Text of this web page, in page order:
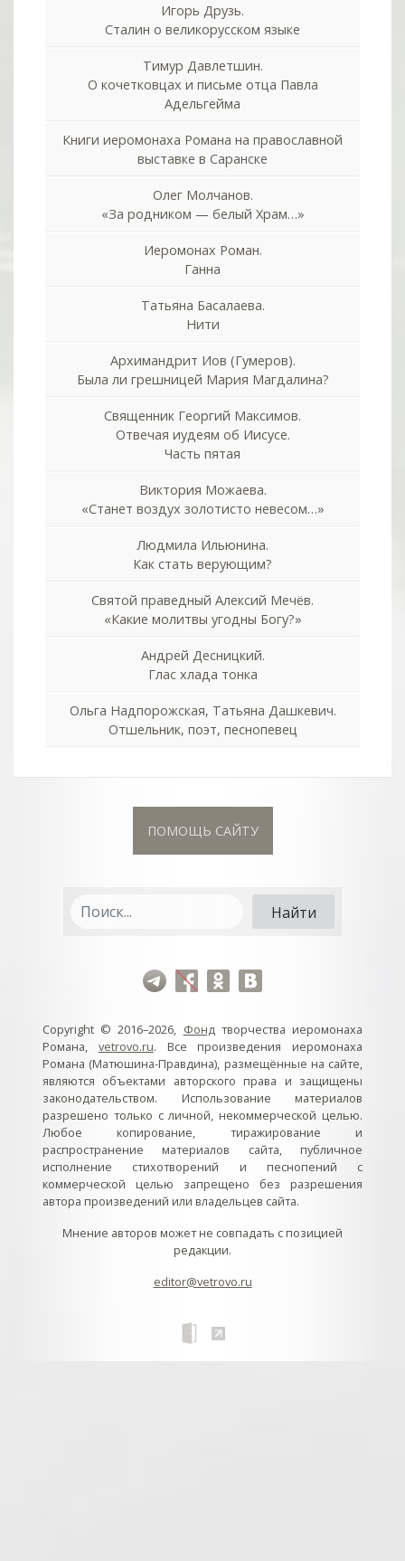
Игорь Друзь.
Сталин о великорусском языке
Тимур Давлетшин.
О кочетковцах и письме отца Павла
Адельгейма
Книги иеромонаха Романа на православной
выставке в Саранске
Олег Молчанов.
«За родником — белый Храм…»
Иеромонах Роман.
Ганна
Татьяна Басалаева.
Нити
Архимандрит Иов (Гумеров).
Была ли грешницей Мария Магдалина?
Священник Георгий Максимов.
Отвечая иудеям об Иисусе.
Часть пятая
Виктория Можаева.
«Станет воздух золотисто невесом…»
Людмила Ильюнина.
Как стать верующим?
Святой праведный Алексий Мечёв.
«Какие молитвы угодны Богу?»
Андрей Десницкий.
Глас хлада тонка
Ольга Надпорожская, Татьяна Дашкевич.
Отшельник, поэт, песнопевец
ПОМОЩЬ САЙТУ
Copyright © 2016–2026, Фондтворчества иеромонаха
Романа, vetrovo.ru. Все произведения иеромонаха
Романа (Матюшина-Правдина), размещённые на сайте,
являются объектами авторского права и защищены
законодательством. Использование материалов
разрешено только с личной, некоммерческой целью.
Любое копирование, тиражирование и
распространение материалов сайта, публичное
исполнение стихотворений и песнопений с
коммерческой целью запрещено без разрешения
автора произведений или владельцев сайта.
Мнение авторов может не совпадать с позицией
редакции.
editor@vetrovo.ru